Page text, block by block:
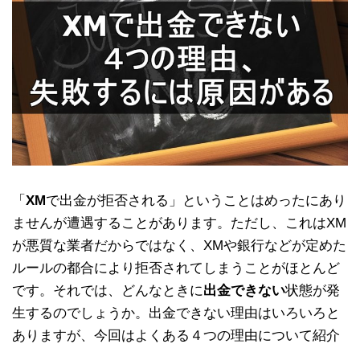
「 XMで出金が拒否される」ということはめったにあり
ませんが遭遇することがあります。ただし、これはXM
が悪質な業者だからではなく、XMや銀行などが定めた
ルールの都合により拒否されてしまうことがほとんど
です。それでは、どんなときに出金できない状態が発
生するのでしょうか。出金できない理由はいろいろと
ありますが、今回はよくある４つの理由について紹介